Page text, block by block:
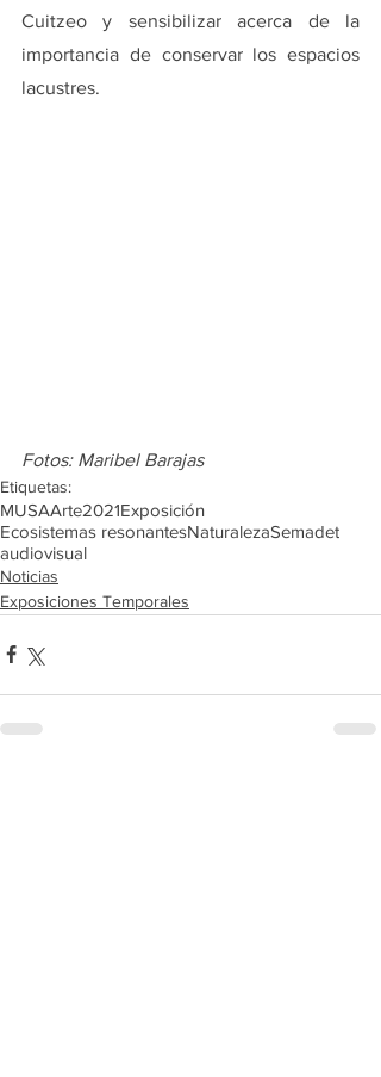
Cuitzeo y sensibilizar acerca de la
importancia de conservar los espacios
lacustres.
Fotos: Maribel Barajas
Etiquetas:
MUSAArte2021Exposición
Ecosistemas resonantesNaturalezaSemadet
audiovisual
Noticias
Exposiciones Temporales